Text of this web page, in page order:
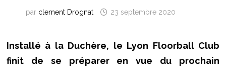
par clement Drognat 23 septembre 2020
Installé à la Duchère, le Lyon Floorball Club
finit de se préparer en vue du prochain